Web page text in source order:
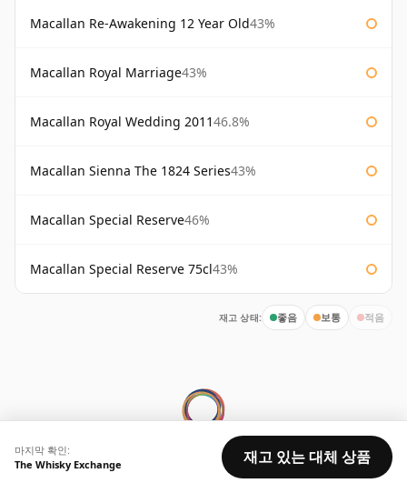
Macallan Re-Awakening 12 Year Old43%
Macallan Royal Marriage43%
Macallan Royal Wedding 201146.8%
Macallan Sienna The 1824 Series43%
Macallan Special Reserve46%
Macallan Special Reserve 75cl43%
재고 상태: 좋음 보통 적음
마지막 확인:
The Whisky Exchange
재고 있는 대체 상품
© 2026 Whisky Marketplace Ltd.